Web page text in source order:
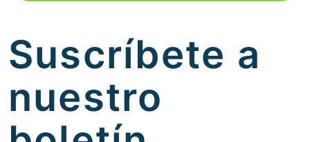
Suscríbete a
nuestro